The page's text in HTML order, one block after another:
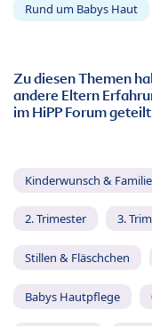
Rund um Babys Haut
Zu diesen Themen
andere Eltern
im HiPP Forum geteilt
Kinderwunsch &
2. Trimester 3.
Stillen & Fläschchen
Babys Hautpflege